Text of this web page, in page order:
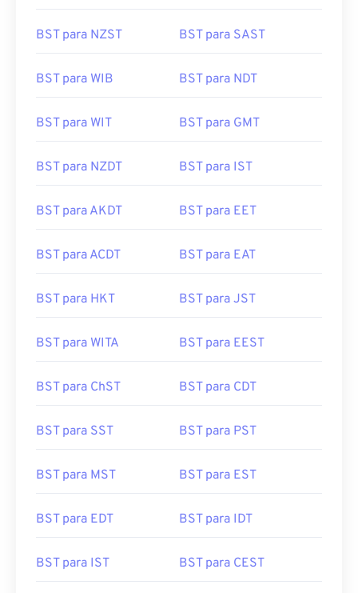
BST para NZST BST para SAST
BST para WIB BST para NDT
BST para WIT BST para GMT
BST para NZDT BST para IST
BST para AKDT BST para EET
BST para ACDT BST para EAT
BST para HKT BST para JST
BST para WITA BST para EEST
BST para ChST BST para CDT
BST para SST BST para PST
BST para MST BST para EST
BST para EDT BST para IDT
BST para IST BST para CEST